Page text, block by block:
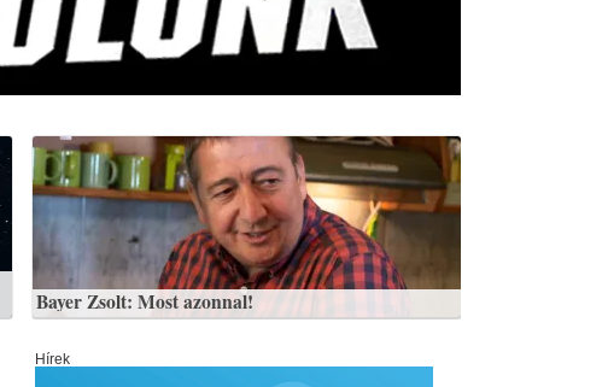
Bayer Zsolt: Most azonnal!
Hírek